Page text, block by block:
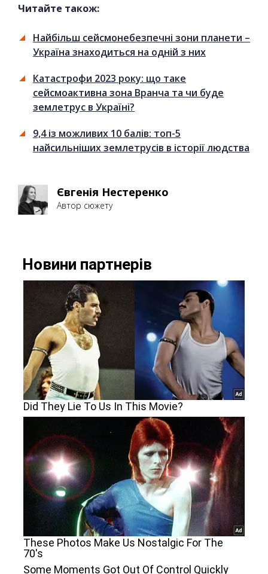
Читайте також:
Найбільш сейсмонебезпечні зони планети –
Україна знаходиться на одній з них
Катастрофи 2023 року: що таке
сейсмоактивна зона Вранча та чи буде
землетрус в Україні?
9,4 із можливих 10 балів: топ-5
найсильніших землетрусів в історії людства
Євгенія Нестеренко
Автор сюжету